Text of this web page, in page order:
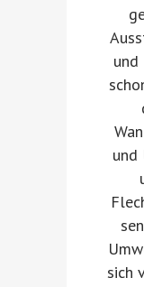
und
und
sich